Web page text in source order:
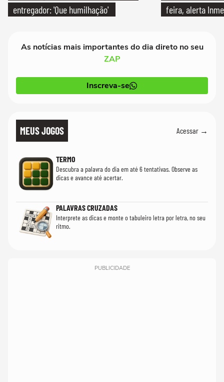
entregador: 'Que humilhação'
feira, alerta
As notícias mais importantes do dia direto no seu
ZAP
Inscreva-se
MEUS JOGOS Acessar →
TERMO
Descubra a palavra do dia em até 6 tentativas. Observe as
dicas e avance até acertar.
PALAVRAS CRUZADAS
Interprete as dicas e monte o tabuleiro letra por letra, no seu
ritmo.
PUBLICIDADE